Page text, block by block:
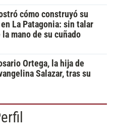
cómo construyó su
La Patagonia: sin talar
mano de su cuñado
Ortega, la hija de
Salazar, tras su